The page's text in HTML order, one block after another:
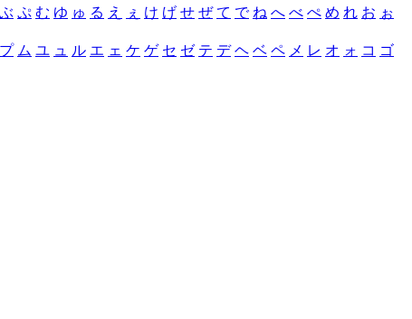
ぶ ぷ む ゆ ゅ る え ぇ け げ せ ぜ て で ね へ べ ぺ め れ お ぉ
プ ム ユ ュ ル エ ェ ケ ゲ セ ゼ テ デ ヘ ベ ペ メ レ オ ォ コ ゴ